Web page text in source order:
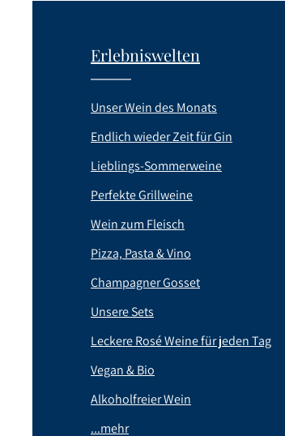
Erlebniswelten
Unser Wein des Monats
Endlich wieder Zeit für Gin
Lieblings-Sommerweine
Perfekte Grillweine
Wein zum Fleisch
Pizza, Pasta & Vino
Champagner Gosset
Unsere Sets
Leckere Rosé Weine für jeden Tag
Vegan & Bio
Alkoholfreier Wein
...mehr